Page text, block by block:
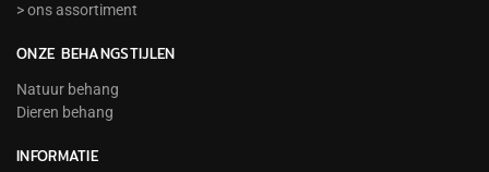
> ons assortiment
ONZE BEHANGSTIJLEN
Natuur behang
Dieren behang
INFORMATIE